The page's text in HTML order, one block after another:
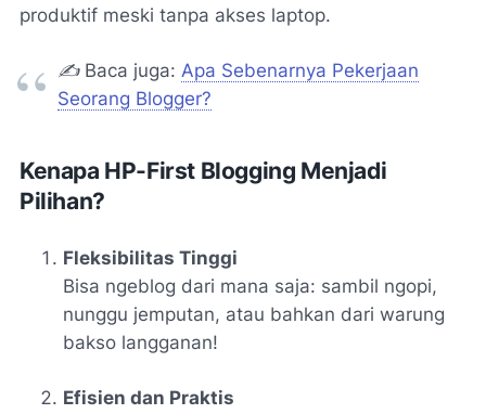
produktif meski tanpa akses laptop.
✍️ Baca juga: Apa Sebenarnya Pekerjaan
Seorang Blogger?
Kenapa HP-First Blogging Menjadi
Pilihan?
Fleksibilitas Tinggi
Bisa ngeblog dari mana saja: sambil ngopi,
nunggu jemputan, atau bahkan dari warung
bakso langganan!
Efisien dan Praktis